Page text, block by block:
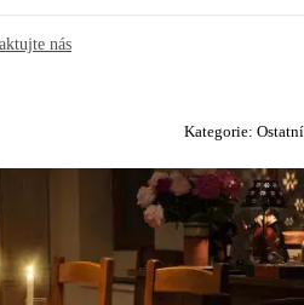
nás
Kategorie: Ostatní